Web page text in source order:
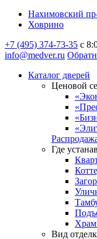
Нахимовский
Ховрино
+7 (495) 374-73-35 с
info@medver.ru
Каталог дверей
Ценовой
Где
Вид